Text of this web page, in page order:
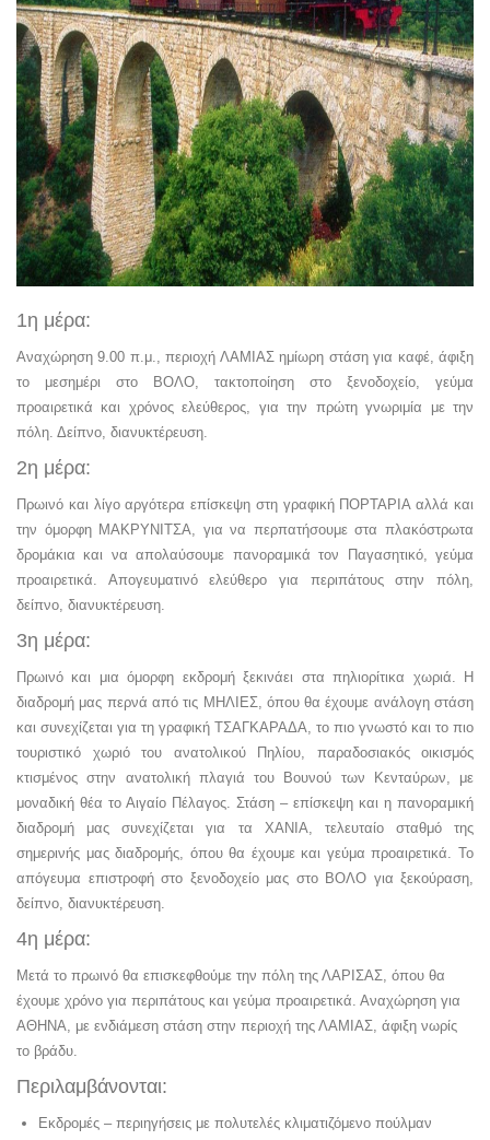
1η μέρα:
Αναχώρηση 9.00 π.μ., περιοχή ΛΑΜΙΑΣ ημίωρη στάση για καφέ, άφιξη
το μεσημέρι στο ΒΟΛΟ, τακτοποίηση στο ξενοδοχείο, γεύμα
προαιρετικά και χρόνος ελεύθερος, για την πρώτη γνωριμία με την
πόλη. Δείπνο, διανυκτέρευση.
2η μέρα:
Πρωινό και λίγο αργότερα επίσκεψη στη γραφική ΠΟΡΤΑΡΙΑ αλλά και
την όμορφη ΜΑΚΡΥΝΙΤΣΑ, για να περπατήσουμε στα πλακόστρωτα
δρομάκια και να απολαύσουμε πανοραμικά τον Παγασητικό, γεύμα
προαιρετικά. Απογευματινό ελεύθερο για περιπάτους στην πόλη,
δείπνο, διανυκτέρευση.
3η μέρα:
Πρωινό και μια όμορφη εκδρομή ξεκινάει στα πηλιορίτικα χωριά. Η
διαδρομή μας περνά από τις ΜΗΛΙΕΣ, όπου θα έχουμε ανάλογη στάση
και συνεχίζεται για τη γραφική ΤΣΑΓΚΑΡΑΔΑ, το πιο γνωστό και το πιο
τουριστικό χωριό του ανατολικού Πηλίου, παραδοσιακός οικισμός
κτισμένος στην ανατολική πλαγιά του Βουνού των Κενταύρων, με
μοναδική θέα το Αιγαίο Πέλαγος. Στάση – επίσκεψη και η πανοραμική
διαδρομή μας συνεχίζεται για τα ΧΑΝΙΑ, τελευταίο σταθμό της
σημερινής μας διαδρομής, όπου θα έχουμε και γεύμα προαιρετικά. Το
απόγευμα επιστροφή στο ξενοδοχείο μας στο ΒΟΛΟ για ξεκούραση,
δείπνο, διανυκτέρευση.
4η μέρα:
Μετά το πρωινό θα επισκεφθούμε την πόλη της ΛAΡΙΣΑΣ, όπου θα
έχουμε χρόνο για περιπάτους και γεύμα προαιρετικά. Αναχώρηση για
ΑΘΗΝΑ, με ενδιάμεση στάση στην περιοχή της ΛΑΜΙΑΣ, άφιξη νωρίς
το βράδυ.
Περιλαμβάνονται:
Εκδρομές – περιηγήσεις με πολυτελές κλιματιζόμενο πούλμαν